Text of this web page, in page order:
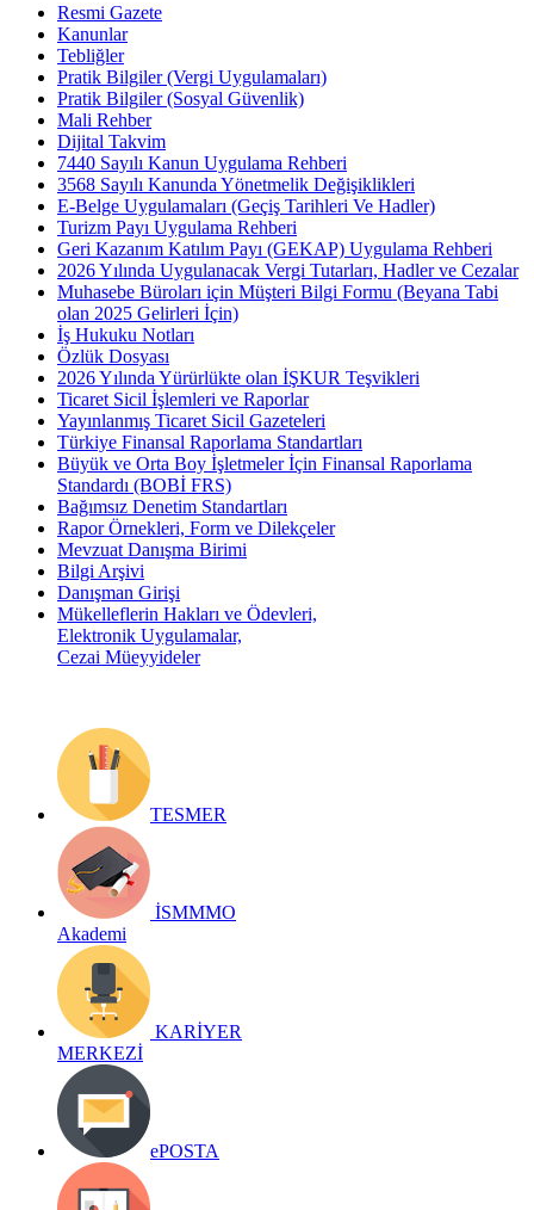
Resmi Gazete
Kanunlar
Tebliğler
Pratik Bilgiler (Vergi Uygulamaları)
Pratik Bilgiler (Sosyal Güvenlik)
Mali Rehber
Dijital Takvim
7440 Sayılı Kanun Uygulama Rehberi
3568 Sayılı Kanunda Yönetmelik Değişiklikleri
E-Belge Uygulamaları (Geçiş Tarihleri Ve Hadler)
Turizm Payı Uygulama Rehberi
Geri Kazanım Katılım Payı (GEKAP) Uygulama Rehberi
2026 Yılında Uygulanacak Vergi Tutarları, Hadler ve Cezalar
Muhasebe Büroları için Müşteri Bilgi Formu (Beyana Tabi
olan 2025 Gelirleri İçin)
İş Hukuku Notları
Özlük Dosyası
2026 Yılında Yürürlükte olan İŞKUR Teşvikleri
Ticaret Sicil İşlemleri ve Raporlar
Yayınlanmış Ticaret Sicil Gazeteleri
Türkiye Finansal Raporlama Standartları
Büyük ve Orta Boy İşletmeler İçin Finansal Raporlama
Standardı (BOBİ FRS)
Bağımsız Denetim Standartları
Rapor Örnekleri, Form ve Dilekçeler
Mevzuat Danışma Birimi
Bilgi Arşivi
Danışman Girişi
Mükelleflerin Hakları ve Ödevleri,
Elektronik Uygulamalar,
Cezai Müeyyideler
TESMER
İSMMMO
Akademi
KARİYER
MERKEZİ
ePOSTA